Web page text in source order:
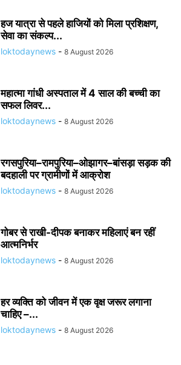
हज यात्रा से पहले हाजियों को मिला प्रशिक्षण,
सेवा का संकल्प...
loktodaynews - 8 August 2026
महात्मा गांधी अस्पताल में 4 साल की बच्ची का
सफल लिवर...
loktodaynews - 8 August 2026
रगसपुरिया–रामपुरिया–ओझागर–बांसड़ा सड़क की
बदहाली पर ग्रामीणों में आक्रोश
loktodaynews - 8 August 2026
गोबर से राखी-दीपक बनाकर महिलाएं बन रहीं
आत्मनिर्भर
loktodaynews - 8 August 2026
हर व्यक्ति को जीवन में एक वृक्ष जरूर लगाना
चाहिए –...
loktodaynews - 8 August 2026